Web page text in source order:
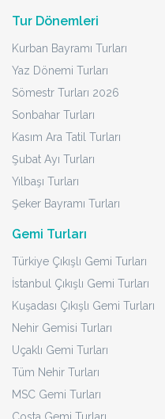
Tur Dönemleri
Kurban Bayramı Turları
Yaz Dönemi Turları
Sömestr Turları 2026
Sonbahar Turları
Kasım Ara Tatil Turları
Şubat Ayı Turları
Yılbaşı Turları
Şeker Bayramı Turları
Gemi Turları
Türkiye Çıkışlı Gemi Turları
İstanbul Çıkışlı Gemi Turları
Kuşadası Çıkışlı Gemi Turları
Nehir Gemisi Turları
Uçaklı Gemi Turları
Tüm Nehir Turları
MSC Gemi Turları